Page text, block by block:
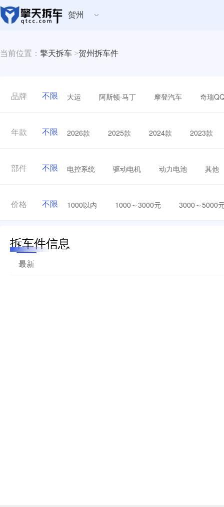
贺州
当前位置： 擎天拆车 >贺州拆车件
品牌 不限 大运 阿斯顿·马丁 摩登汽车 奇瑞
年款 不限 2026款 2025款 2024款 2023款
部件 不限 电控系统 驱动电机 动力电池 其他
价格 不限 1000以内 1000～3000元 3000～5000
拆车件信息
最新